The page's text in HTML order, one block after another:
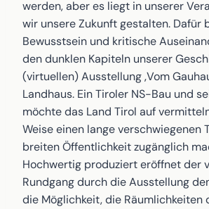
werden, aber es liegt in unserer
wir unsere Zukunft gestalten. Dafür
Bewusstsein und kritische
den dunklen Kapiteln unserer
(virtuellen) Ausstellung ‚Vom
Landhaus. Ein Tiroler NS-Bau und
möchte das Land Tirol auf
Weise einen lange verschwiegenen
breiten Öffentlichkeit zugänglich
Hochwertig produziert eröffnet der
Rundgang durch die Ausstellung
die Möglichkeit, die Räumlichkeiten